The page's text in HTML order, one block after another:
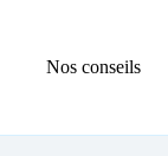
Nos conseils